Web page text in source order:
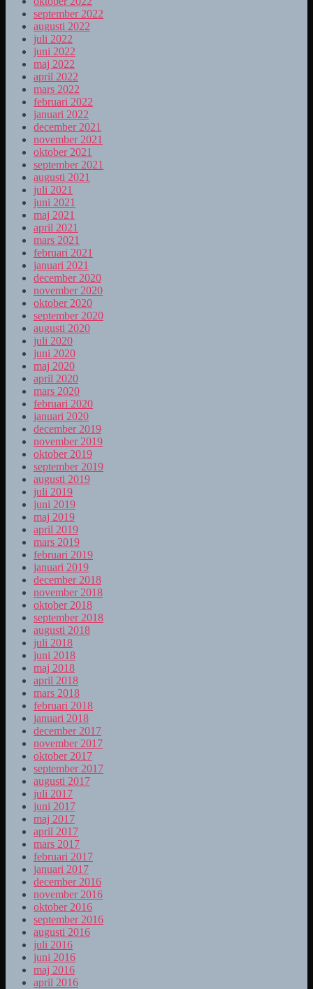
september 2022
augusti 2022
juli 2022
juni 2022
maj 2022
april 2022
mars 2022
februari 2022
januari 2022
december 2021
november 2021
oktober 2021
september 2021
augusti 2021
juli 2021
juni 2021
maj 2021
april 2021
mars 2021
februari 2021
januari 2021
december 2020
november 2020
oktober 2020
september 2020
augusti 2020
juli 2020
juni 2020
maj 2020
april 2020
mars 2020
februari 2020
januari 2020
december 2019
november 2019
oktober 2019
september 2019
augusti 2019
juli 2019
juni 2019
maj 2019
april 2019
mars 2019
februari 2019
januari 2019
december 2018
november 2018
oktober 2018
september 2018
augusti 2018
juli 2018
juni 2018
maj 2018
april 2018
mars 2018
februari 2018
januari 2018
december 2017
november 2017
oktober 2017
september 2017
augusti 2017
juli 2017
juni 2017
maj 2017
april 2017
mars 2017
februari 2017
januari 2017
december 2016
november 2016
oktober 2016
september 2016
augusti 2016
juli 2016
juni 2016
maj 2016
april 2016